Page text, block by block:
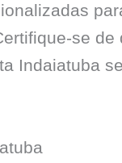
se de
Indaiatuba